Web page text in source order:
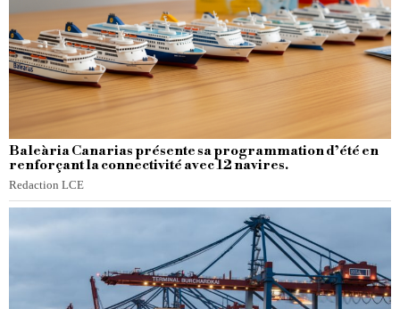
Baleària Canarias présente sa programmation d’été en
renforçant la connectivité avec 12 navires.
Redaction LCE